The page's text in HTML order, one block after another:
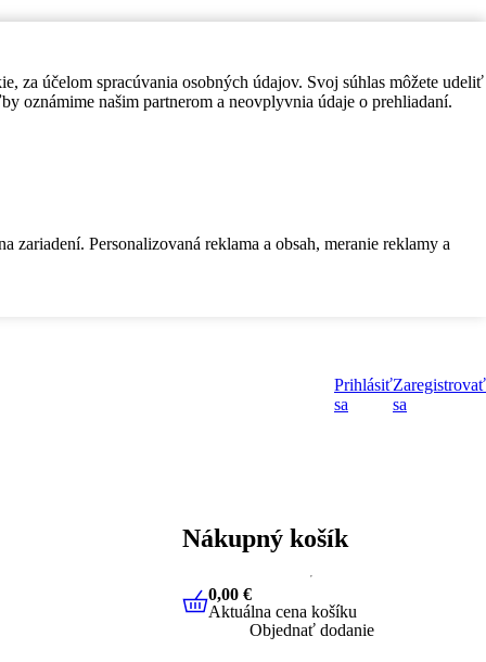
za účelom spracúvania osobných údajov. Svoj súhlas môžete udeliť
oznámime našim partnerom a neovplyvnia údaje o prehliadaní.
Personalizovaná reklama a obsah, meranie reklamy a
Prihlásiť
sa
Zaregistrovať
sa
Nákupný košík
0,00 €Aktuálna cena košíku
0,00 €
Aktuálna cena košíku
Objednať dodanie